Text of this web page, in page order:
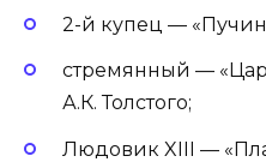
2-й купец —
стремянный —
А.К. Толстого;
Людовик XIII —